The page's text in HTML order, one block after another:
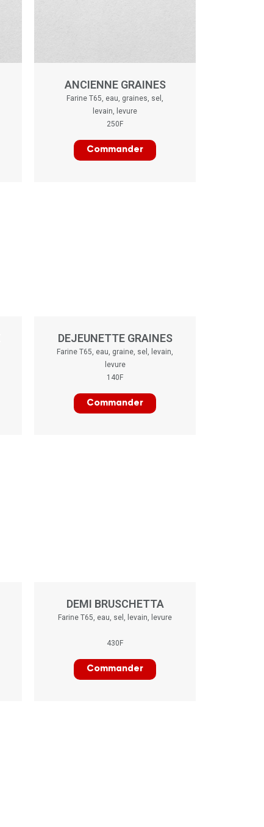
ANCIENNE GRAINES
Farine T65, eau, graines, sel,
levain, levure
250F
Commander
DEJEUNETTE GRAINES
Farine T65, eau, graine, sel, levain,
levure
140F
Commander
DEMI BRUSCHETTA
Farine T65, eau, sel, levain, levure
430F
Commander